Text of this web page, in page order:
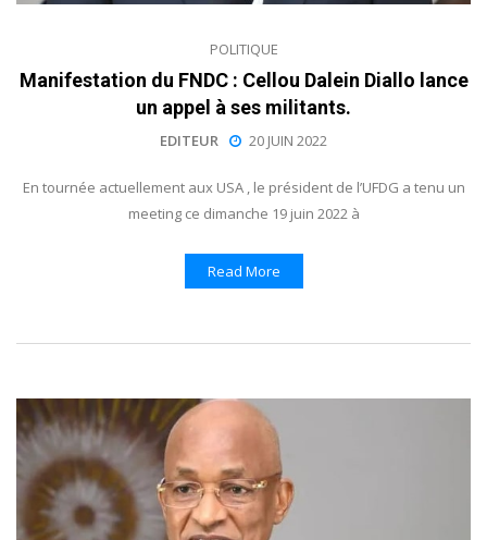
POLITIQUE
Manifestation du FNDC : Cellou Dalein Diallo lance
un appel à ses militants.
EDITEUR 20 JUIN 2022
En tournée actuellement aux USA , le président de l’UFDG a tenu un
meeting ce dimanche 19 juin 2022 à
Read More